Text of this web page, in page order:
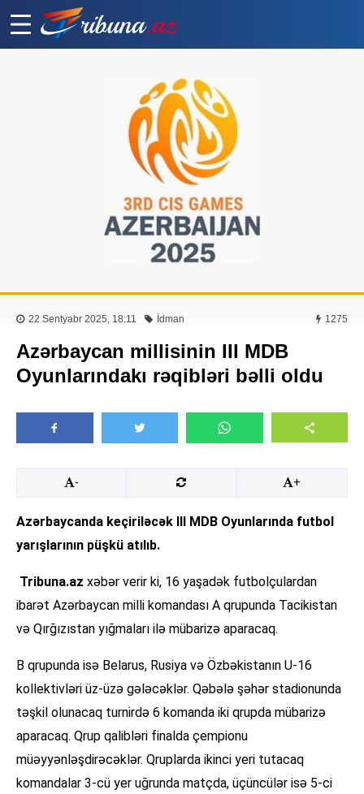
22 Sentyabr 2025, 18:11 İdman 1275
Azərbaycan millisinin III MDB
Oyunlarındakı rəqibləri bəlli oldu
- +
Azərbaycanda keçiriləcək III MDB Oyunlarında futbol
yarışlarının püşkü atılıb.
Tribuna.az xəbər verir ki, 16 yaşadək futbolçulardan
ibarət Azərbaycan milli komandası A qrupunda Tacikistan
və Qırğızıstan yığmaları ilə mübarizə aparacaq.
B qrupunda isə Belarus, Rusiya və Özbəkistanın U-16
kollektivləri üz-üzə gələcəklər. Qəbələ şəhər stadionunda
təşkil olunacaq turnirdə 6 komanda iki qrupda mübarizə
aparacaq. Qrup qalibləri finalda çempionu
müəyyənləşdirəcəklər. Qruplarda ikinci yeri tutacaq
komandalar 3-cü yer uğrunda matçda, üçüncülər isə 5-ci